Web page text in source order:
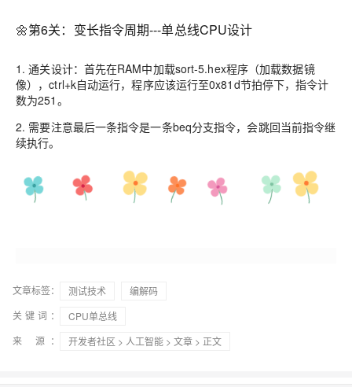
🌼第6关：变长指令周期---单总线CPU设计
1. 通关设计：首先在RAM中加载sort-5.hex程序（加载数据镜
像），ctrl+k自动运行，程序应该运行至0x81d节拍停下，指令计
数为251。
2. 需要注意最后一条指令是一条beq分支指令，会跳回当前指令继
续执行。
文章标签： 测试技术
编解码
关键词：
CPU单总线
来 源：
开发者社区 > 人工智能 > 文章 > 正文